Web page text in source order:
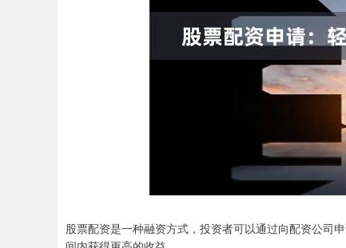
股票配资是一种融资方式，投资者可以通过向配资公司